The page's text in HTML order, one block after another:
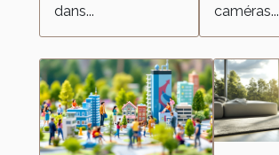
dans...
caméras...